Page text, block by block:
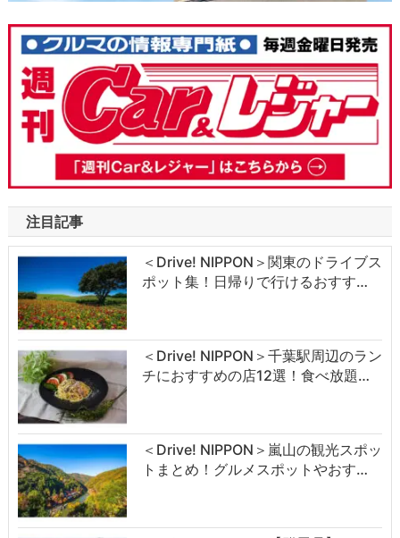
注目記事
＜Drive! NIPPON＞関東のドライブス
ポット集！日帰りで行けるおすす…
＜Drive! NIPPON＞千葉駅周辺のラン
チにおすすめの店12選！食べ放題…
＜Drive! NIPPON＞嵐山の観光スポッ
トまとめ！グルメスポットやおす…